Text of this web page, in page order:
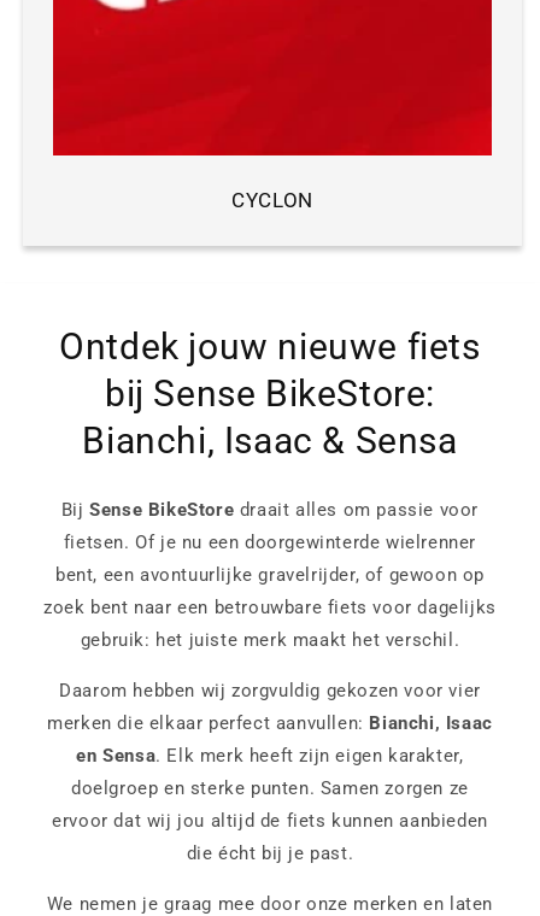
CYCLON
Ontdek jouw nieuwe fiets
bij Sense BikeStore:
Bianchi, Isaac & Sensa
BijSense BikeStore draait alles om passie voor
fietsen. Of je nu een doorgewinterde wielrenner
bent, een avontuurlijke gravelrijder, of gewoon op
zoek bent naar een betrouwbare fiets voor dagelijks
gebruik: het juiste merk maakt het verschil.
Daarom hebben wij zorgvuldig gekozen voor vier
merken die elkaar perfect aanvullen: Bianchi, Isaac
en Sensa. Elk merk heeft zijn eigen karakter,
doelgroep en sterke punten. Samen zorgen ze
ervoor dat wij jou altijd de fiets kunnen aanbieden
die écht bij je past.
We nemen je graag mee door onze merken en laten